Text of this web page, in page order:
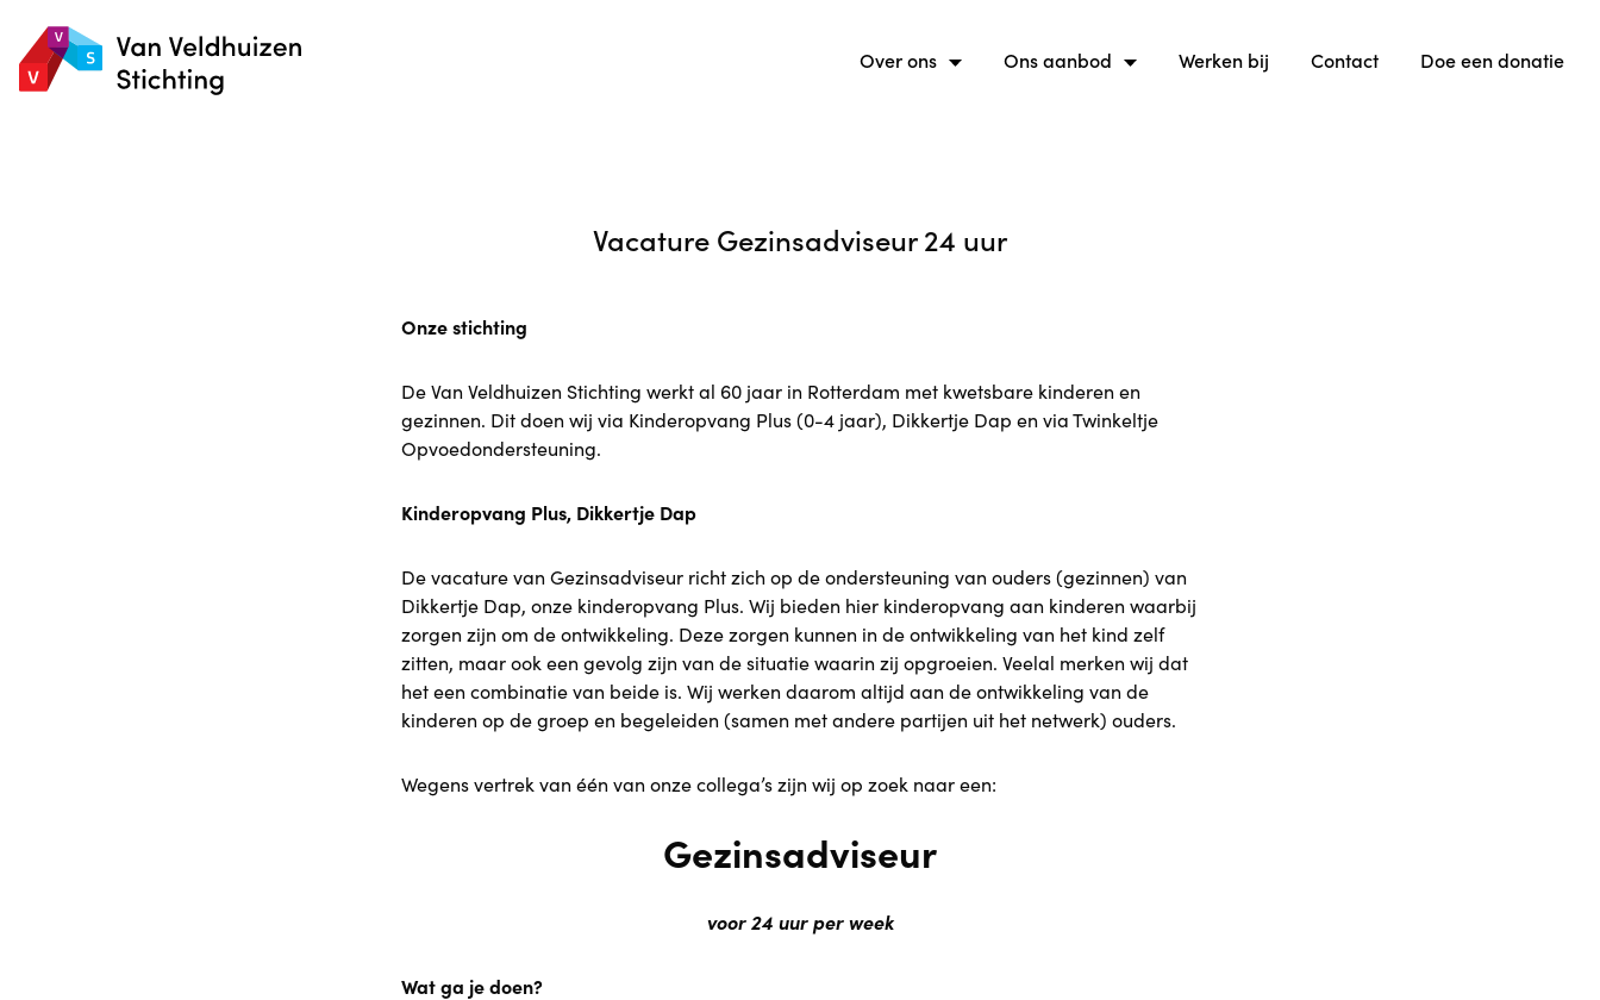
Over ons Ons aanbod Werken bij Contact Doe een donatie
Vacature Gezinsadviseur 24 uur
Onze stichting
De Van Veldhuizen Stichting werkt al 60 jaar in Rotterdam met kwetsbare kinderen en
gezinnen. Dit doen wij via Kinderopvang Plus (0-4 jaar), Dikkertje Dap en via Twinkeltje
Opvoedondersteuning.
Kinderopvang Plus, Dikkertje Dap
De vacature van Gezinsadviseur richt zich op de ondersteuning van ouders (gezinnen) van
Dikkertje Dap, onze kinderopvang Plus. Wij bieden hier kinderopvang aan kinderen waarbij
zorgen zijn om de ontwikkeling. Deze zorgen kunnen in de ontwikkeling van het kind zelf
zitten, maar ook een gevolg zijn van de situatie waarin zij opgroeien. Veelal merken wij dat
het een combinatie van beide is. Wij werken daarom altijd aan de ontwikkeling van de
kinderen op de groep en begeleiden (samen met andere partijen uit het netwerk) ouders.
Wegens vertrek van één van onze collega’s zijn wij op zoek naar een:
Gezinsadviseur
voor 24 uur per week
Wat ga je doen?